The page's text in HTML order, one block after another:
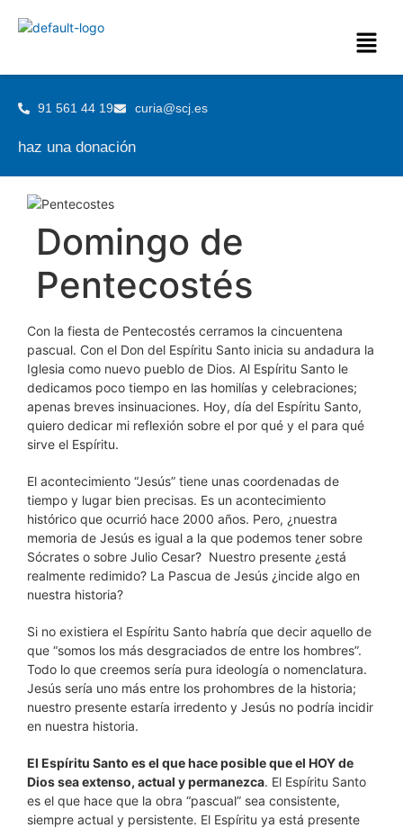
91 561 44 19 curia@scj.es
haz una donación
Domingo de
Pentecostés
Con la fiesta de Pentecostés cerramos la cincuentena
pascual. Con el Don del Espíritu Santo inicia su andadura la
Iglesia como nuevo pueblo de Dios. Al Espíritu Santo le
dedicamos poco tiempo en las homilías y celebraciones;
apenas breves insinuaciones. Hoy, día del Espíritu Santo,
quiero dedicar mi reflexión sobre el por qué y el para qué
sirve el Espíritu.
El acontecimiento “Jesús” tiene unas coordenadas de
tiempo y lugar bien precisas. Es un acontecimiento
histórico que ocurrió hace 2000 años. Pero, ¿nuestra
memoria de Jesús es igual a la que podemos tener sobre
Sócrates o sobre Julio Cesar? Nuestro presente ¿está
realmente redimido? La Pascua de Jesús ¿incide algo en
nuestra historia?
Si no existiera el Espíritu Santo habría que decir aquello de
que “somos los más desgraciados de entre los hombres”.
Todo lo que creemos sería pura ideología o nomenclatura.
Jesús sería uno más entre los prohombres de la historia;
nuestro presente estaría irredento y Jesús no podría incidir
en nuestra historia.
El Espíritu Santo es el que hace posible que el HOY de
Dios sea extenso, actual y permanezca. El Espíritu Santo
es el que hace que la obra “pascual” sea consistente,
siempre actual y persistente. El Espíritu ya está presente